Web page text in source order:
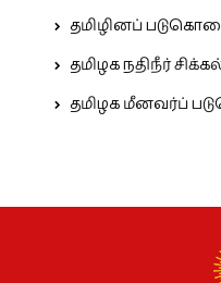
தமிழினப்
தமிழக நதிநீர்
தமிழக மீனவர்ப்